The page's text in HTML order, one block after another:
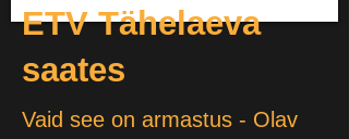
ETV Tähelaeva
saates
Vaid see on armastus - Olav